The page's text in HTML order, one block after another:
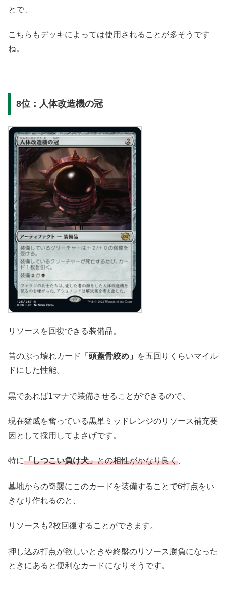
とで、
こちらもデッキによっては使用されることが多そうです
ね。
8位：人体改造機の冠
リソースを回復できる装備品。
昔のぶっ壊れカード 「頭蓋骨絞め」
を五回りくらいマイル
ドにした性能。
黒であれば1マナで装備させることができるので、
現在猛威を奮っている黒単ミッドレンジのリソース補充要
因として採用してよさげです。
特に「しつこい負け犬」との相性がかなり良く、
墓地からの奇襲にこのカードを装備することで6打点をい
きなり作れるのと、
リソースも2枚回復することができます。
押し込み打点が欲しいときや終盤のリソース勝負になった
ときにあると便利なカードになりそうです。